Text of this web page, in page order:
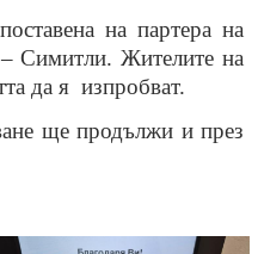
на партера на
– Симитли.Жителите на
да я изпробват.
ще продължи и през